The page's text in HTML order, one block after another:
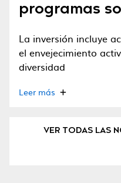
programas
La inversión incluye
el envejecimiento
diversidad
Leer más
VER TODAS LAS